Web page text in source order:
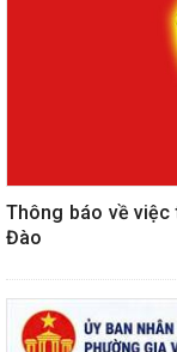
Thông báo về
Đào